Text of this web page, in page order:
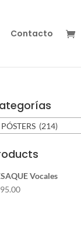
Contacto
PÓSTERS (214)
Vocales